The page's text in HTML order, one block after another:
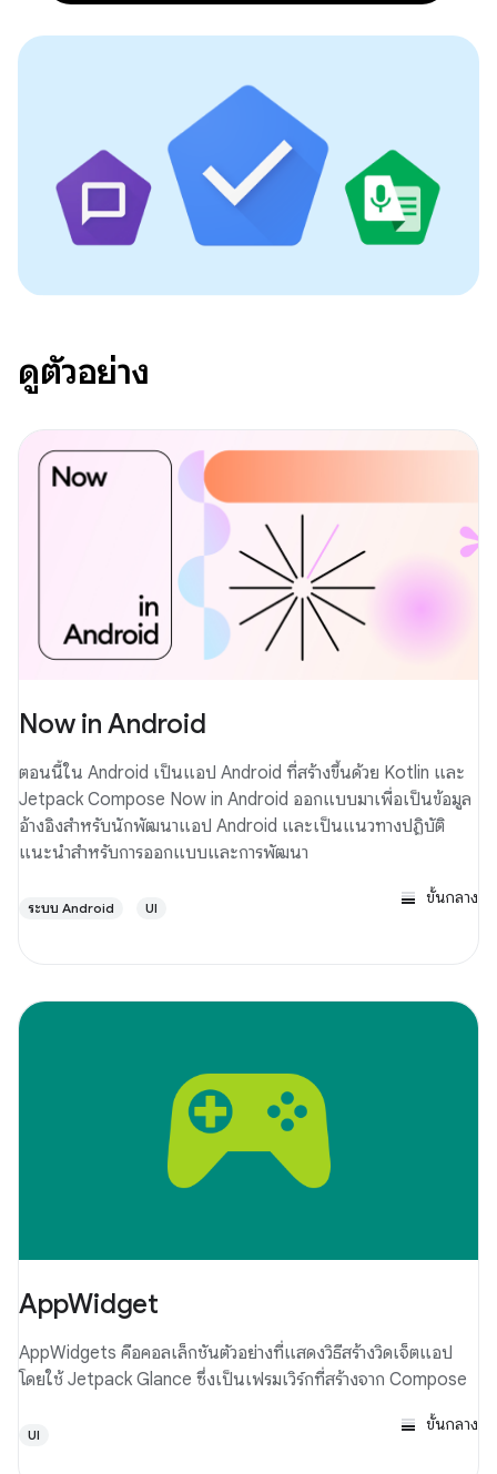
ดูตัวอย่าง
Now in Android
ตอนนี้ใน Android เป็นแอป Android ที่สร้างขึ้นด้วย Kotlin และ
Jetpack Compose Now in Android ออกแบบมาเพื่อเป็นข้อมูล
อ้างอิงสำหรับนักพัฒนาแอป Android และเป็นแนวทางปฏิบัติ
แนะนำสำหรับการออกแบบและการพัฒนา
ระบบ Android UI
ขั้นกลาง
AppWidget
AppWidgets คือคอลเล็กชันตัวอย่างที่แสดงวิธีสร้างวิดเจ็ตแอป
โดยใช้ Jetpack Glance ซึ่งเป็นเฟรมเวิร์กที่สร้างจาก Compose
UI
ขั้นกลาง